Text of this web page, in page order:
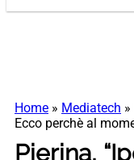
Home » Mediatech »
Ecco perchè al
Pierina,